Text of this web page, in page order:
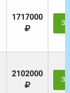
1717000
2102000